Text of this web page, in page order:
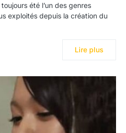
été l’un des genres
exploités depuis la création du
Lire plus